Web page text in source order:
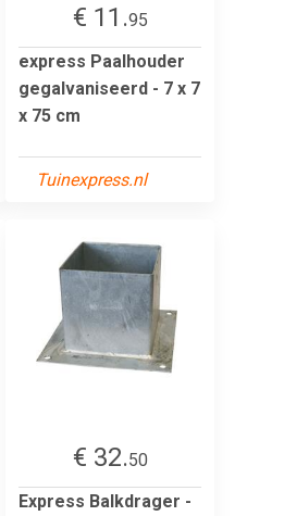
€ 11.95
express Paalhouder
gegalvaniseerd - 7 x 7
x 75 cm
Tuinexpress.nl
€ 32.50
Express Balkdrager -